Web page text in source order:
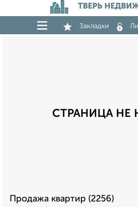
ТВЕРЬ
Закладки
СТРАНИЦА НЕ
Продажа квартир (2256)